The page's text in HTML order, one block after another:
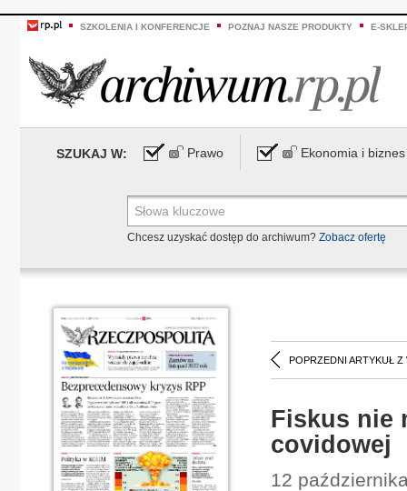
SZKOLENIA I KONFERENCJE POZNAJ NASZE PRODUKTY E-
SZUKAJ W: Prawo Ekonomia i biznes
Chcesz uzyskać dostęp do archiwum? Zobacz ofertę
POPRZEDNI ARTYKUŁ Z
Fiskus nie
covidowej
12